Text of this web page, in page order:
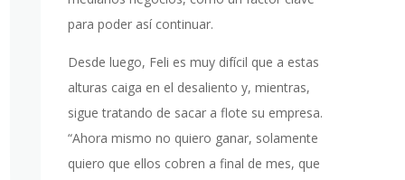
para poder así continuar.
Desde luego, Feli es muy difícil que a estas
alturas caiga en el desaliento y, mientras,
sigue tratando de sacar a flote su empresa.
“Ahora mismo no quiero ganar, solamente
quiero que ellos cobren a final de mes, que